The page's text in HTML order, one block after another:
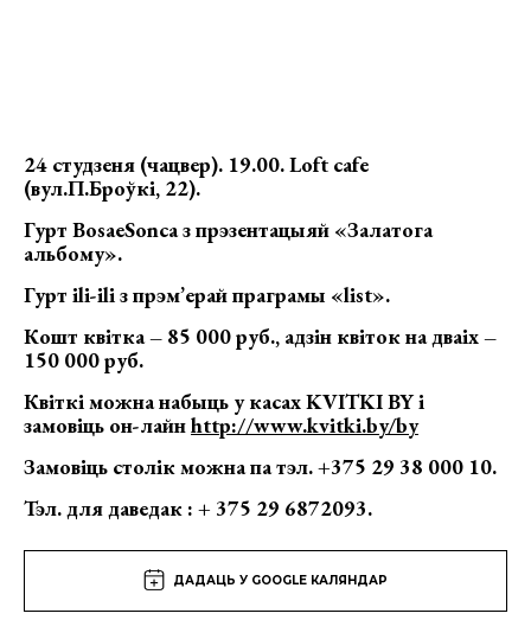
24 студзеня (чацвер). 19.00.Loft cafе
(вул.П.Броўкі, 22).
Гурт BosaeSoncaз прэзентацыяй «Залатога
альбому».
Гурт ili-ili з прэм’ерай праграмы «list».
Кошт квітка – 85 000 руб., адзін квіток на дваіх –
150 000 руб.
Квіткі можна набыць у касахKVITKIBYі
замовіць он-лайнhttp://www.kvitki.by/by
Замовіць столік можна па тэл. +375 29 38 000 10.
Тэл. для даведак : + 375 29 6872093.
ДАДАЦЬ У GOOGLE КАЛЯНДАР